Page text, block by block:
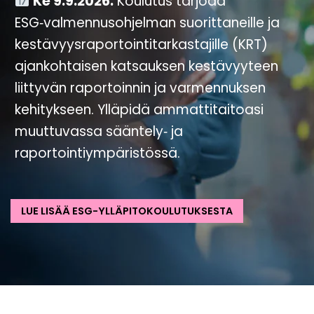
ESG‑valmennusohjelman suorittaneille ja
kestävyysraportointitarkastajille (KRT)
ajankohtaisen katsauksen kestävyyteen
liittyvän raportoinnin ja varmennuksen
kehitykseen. Ylläpidä ammattitaitoasi
muuttuvassa sääntely‑ ja
raportointiympäristössä.
LUE LISÄÄ ESG-YLLÄPITOKOULUTUKSESTA